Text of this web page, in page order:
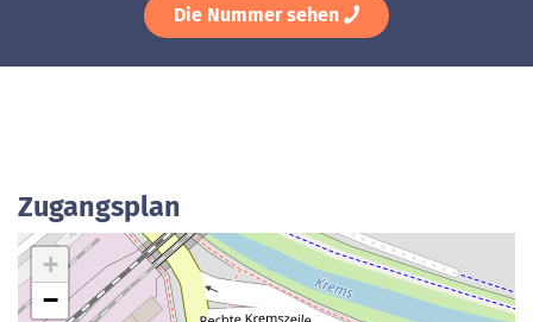
Die Nummer sehen
Zugangsplan
+
−